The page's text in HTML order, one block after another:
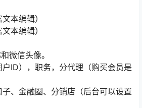
本编辑）
本编辑）
微信头像。
ID），职务，分代理（购买会员是
、金融圈、分销店（后台可以设置